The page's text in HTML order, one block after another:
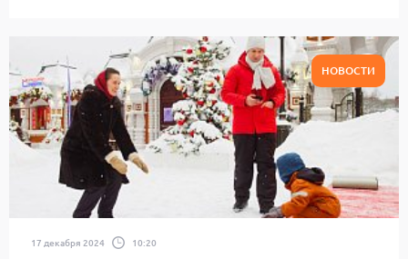
НОВОСТИ
17 декабря 2024 10:20